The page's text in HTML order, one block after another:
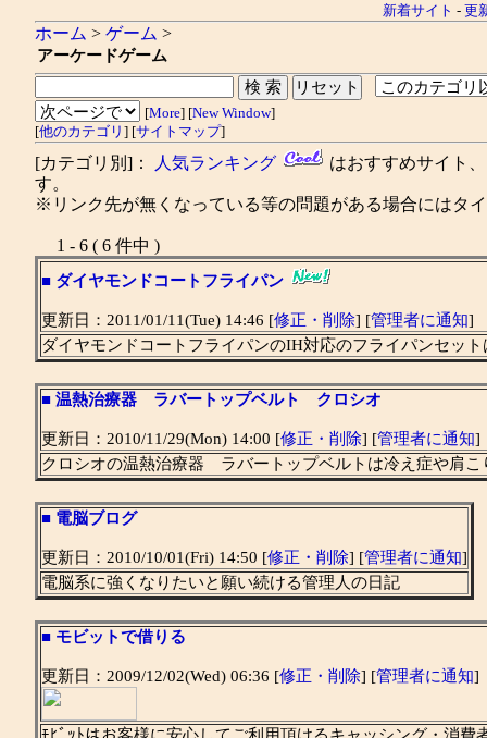
新着サイト - 更
ホーム > ゲーム >
アーケードゲーム
[More] [New Window]
[他のカテゴリ ] [サイトマップ]
[カテゴリ別]： 人気ランキング
はおすすめサイト
す。
※リンク先が無くなっている等の問題がある場合にはタ
1 - 6 ( 6 件中 )
■ ダイヤモンドコートフライパン
更新日：2011/01/11(Tue) 14:46 [修正・削除] [管理者に通知]
ダイヤモンドコートフライパンのIH対応のフライパンセッ
■ 温熱治療器 ラバートップベルト クロシオ
更新日：2010/11/29(Mon) 14:00 [修正・削除] [管理者に通知]
クロシオの温熱治療器 ラバートップベルトは冷え症や肩
■ 電脳ブログ
更新日：2010/10/01(Fri) 14:50 [修正・削除] [管理者に通知]
電脳系に強くなりたいと願い続ける管理人の日記
■ モビットで借りる
更新日：2009/12/02(Wed) 06:36 [修正・削除] [管理者に通知]